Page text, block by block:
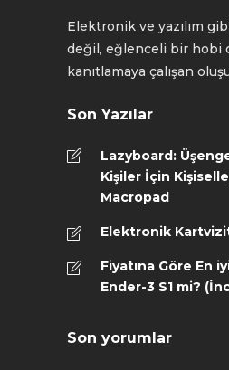
Elektronik ve yazılım
değil, eğlenceli bir hobi
kanıtlamaya çalışan
Son Yazılar
Lazyboard:
Kişiler İçin
Macropad
Elektronik Kartvizit
Fiyatına Göre En
Ender-3 S1 mi?
Son yorumlar